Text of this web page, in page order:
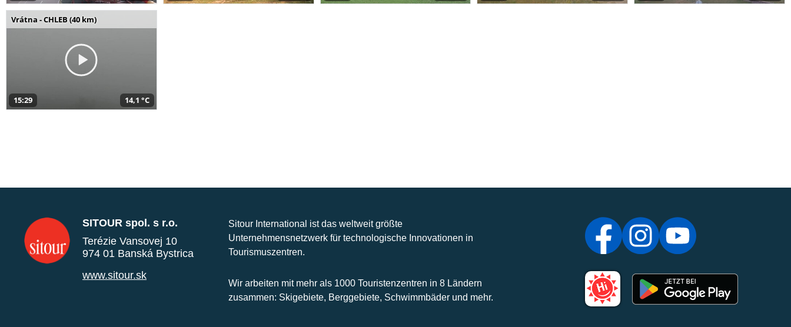
Vrátna - CHLEB (40 km)
15:29 14,1 °C
SITOUR spol. s r.o.
Terézie Vansovej 10
974 01 Banská Bystrica
www.sitour.sk
Sitour International ist das weltweit größte
Unternehmensnetzwerk für technologische Innovationen in
Tourismuszentren.
Wir arbeiten mit mehr als 1000 Touristenzentren in 8 Ländern
zusammen: Skigebiete, Berggebiete, Schwimmbäder und mehr.